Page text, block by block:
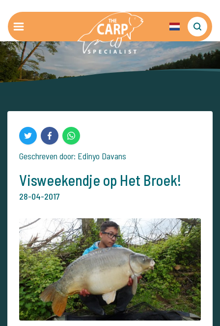
Geschreven door: Edinyo Davans
Visweekendje op Het Broek!
28-04-2017